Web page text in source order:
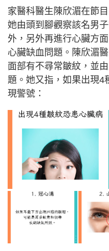
家醫科醫生陳欣湄在節目
她由頭到腳觀察該名男
外，另外再進行心臟方
心臟缺血問題。陳欣湄
面部有不尋常皺紋，並
題。她又指，如果出現4
現警號：